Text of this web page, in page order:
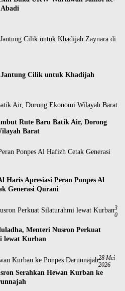
Jantung Cilik untuk Khadijah
Rute Baru Batik Air, Dorong
Barat
Haris Apresiasi Peran Ponpes Al
Generasi Qurani
3
0
Menteri Nusron Perkuat
lewat Kurban
28 Mei
2026
Serahkan Hewan Kurban ke